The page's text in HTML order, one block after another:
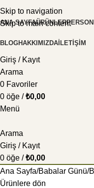
Skip to navigation
Skip to main content
ANA SAYFAÜRÜNLER
BLOGHAKKIMIZDA İLETIŞIM
Giriş / Kayıt
Arama
0 Favoriler
0 öğe / ₺0,00
Menü
Arama
Giriş / Kayıt
0 öğe / ₺0,00
Ana Sayfa Babalar Günü
Ürünlere dön